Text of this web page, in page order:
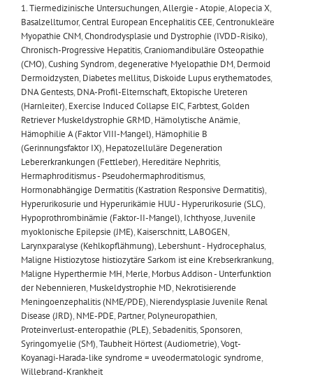
1. Tiermedizinische Untersuchungen,Allergie - Atopie,Alopecia X,
Basalzelltumor,Central European Encephalitis CEE,Centronukleäre
Myopathie CNM,Chondrodysplasie und Dystrophie (IVDD-Risiko),
Chronisch-Progressive Hepatitis,Craniomandibuläre Osteopathie
(CMO),Cushing Syndrom,degenerative Myelopathie DM, Dermoid
Dermoidzysten, Diabetes mellitus, Diskoide Lupus erythematodes,
DNA Gentests, DNA-Profil-Elternschaft, Ektopische Ureteren
(Harnleiter), Exercise Induced Collapse EIC, Farbtest,Golden
Retriever Muskeldystrophie GRMD, Hämolytische Anämie,
Hämophilie A (Faktor VIII-Mangel), Hämophilie B
(Gerinnungsfaktor IX), Hepatozelluläre Degeneration
Lebererkrankungen (Fettleber), Hereditäre Nephritis,
Hermaphroditismus - Pseudohermaphroditismus,
Hormonabhängige Dermatitis (Kastration Responsive Dermatitis),
Hyperurikosurie und Hyperurikämie HUU - Hyperurikosurie (SLC),
Hypoprothrombinämie (Faktor-II-Mangel), Ichthyose,Juvenile
myoklonische Epilepsie (JME), Kaiserschnitt, LABOGEN,
Larynxparalyse (Kehlkopflähmung), Lebershunt - Hydrocephalus,
Maligne Histiozytose histiozytäre Sarkom ist eine Krebserkrankung,
Maligne Hyperthermie MH, Merle, Morbus Addison - Unterfunktion
der Nebennieren, Muskeldystrophie MD, Nekrotisierende
Meningoenzephalitis (NME/PDE), Nierendysplasie Juvenile Renal
Disease (JRD), NME-PDE, Partner, Polyneuropathien,
Proteinverlust-enteropathie (PLE),Sebadenitis,Sponsoren,
Syringomyelie (SM),Taubheit Hörtest (Audiometrie),Vogt-
Koyanagi-Harada-like syndrome = uveodermatologic syndrome,
Willebrand-Krankheit